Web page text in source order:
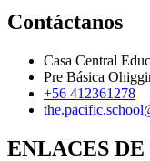
Contáctanos
Casa Central
Pre Básica
+56 412361278
ENLACES